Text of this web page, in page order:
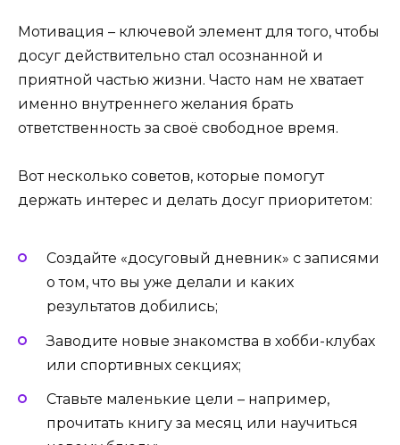
Мотивация – ключевой элемент для того, чтобы
досуг действительно стал осознанной и
приятной частью жизни. Часто нам не хватает
именно внутреннего желания брать
ответственность за своё свободное время.
Вот несколько советов, которые помогут
держать интерес и делать досуг приоритетом:
Создайте «досуговый дневник» с записями
о том, что вы уже делали и каких
результатов добились;
Заводите новые знакомства в хобби-клубах
или спортивных секциях;
Ставьте маленькие цели – например,
прочитать книгу за месяц или научиться